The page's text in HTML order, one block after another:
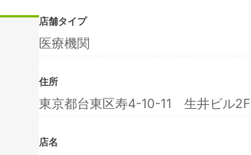
店舗タイプ
医療機関
住所
東京都台東区寿4-10-11 生井ビル2F
店名